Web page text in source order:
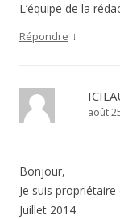
L’équipe de la
Répondre ↓
août
Bonjour,
Je suis
Juillet 2014.